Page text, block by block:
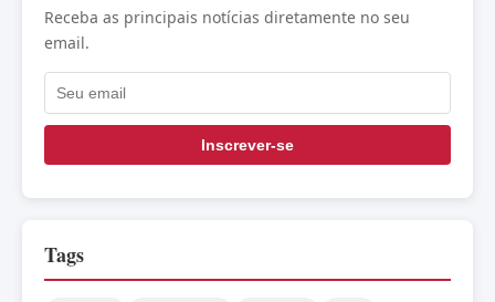
Receba as principais notícias diretamente no seu
email.
Inscrever-se
Tags